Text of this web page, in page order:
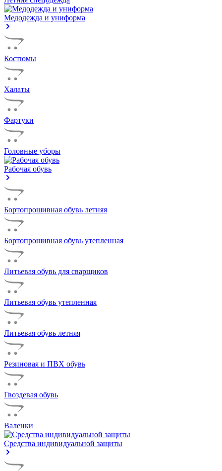
Медодежда и униформа
Костюмы
Халаты
Фартуки
Головные уборы
Рабочая обувь
Бортопрошивная обувь летняя
Бортопрошивная обувь утепленная
Литьевая обувь для сварщиков
Литьевая обувь утепленная
Литьевая обувь летняя
Резиновая и ПВХ обувь
Гвоздевая обувь
Валенки
Средства индивидуальной защиты